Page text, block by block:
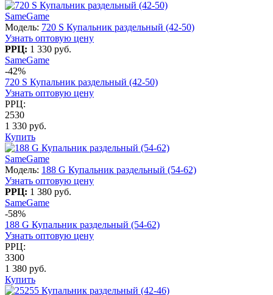
SameGame
Модель: 720 S Купальник раздельный (42-50)
Узнать оптовую цену
РРЦ: 1 330 руб.
SameGame
-42%
720 S Купальник раздельный (42-50)
Узнать оптовую цену
РРЦ:
2530
1 330 руб.
Купить
SameGame
Модель: 188 G Купальник раздельный (54-62)
Узнать оптовую цену
РРЦ: 1 380 руб.
SameGame
-58%
188 G Купальник раздельный (54-62)
Узнать оптовую цену
РРЦ:
3300
1 380 руб.
Купить